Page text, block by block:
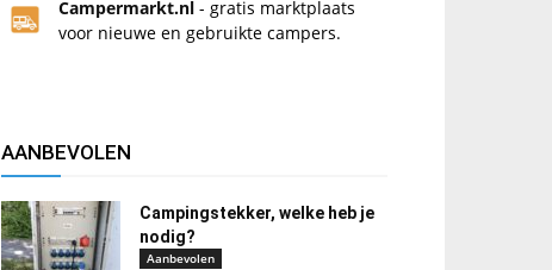
Campermarkt.nl - gratis marktplaats
voor nieuwe en gebruikte campers.
AANBEVOLEN
Campingstekker, welke heb je
nodig?
Aanbevolen